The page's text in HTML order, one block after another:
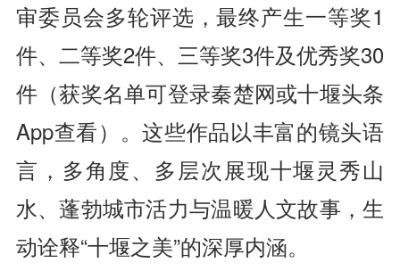
审委员会多轮评选，最终产生一等奖1
件、二等奖2件、三等奖3件及优秀奖30
件（获奖名单可登录秦楚网或十堰头条
App查看）。这些作品以丰富的镜头语
言，多角度、多层次展现十堰灵秀山
水、蓬勃城市活力与温暖人文故事，生
动诠释“十堰之美”的深厚内涵。